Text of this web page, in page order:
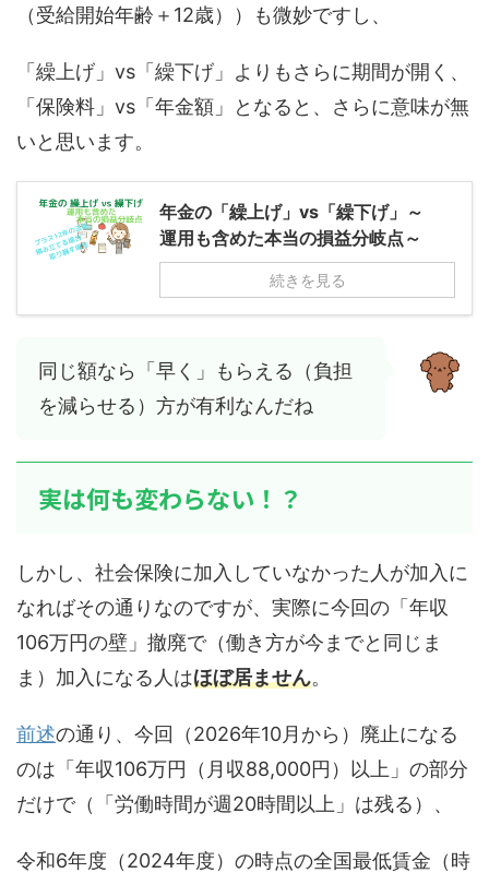
（受給開始年齢＋12歳））も微妙ですし、
「繰上げ」vs「繰下げ」よりもさらに期間が開く、
「保険料」vs「年金額」となると、さらに意味が無
いと思います。
年金の「繰上げ」vs「繰下げ」～
運用も含めた本当の損益分岐点～
続きを見る
同じ額なら「早く」もらえる（負担
を減らせる）方が有利なんだね
実は何も変わらない！？
しかし、社会保険に加入していなかった人が加入に
なればその通りなのですが、実際に今回の「年収
106万円の壁」撤廃で（働き方が今までと同じま
ま）加入になる人はほぼ居ません。
前述の通り、今回（2026年10月から）廃止になる
のは「年収106万円（月収88,000円）以上」の部分
だけで（「労働時間が週20時間以上」は残る）、
令和6年度（2024年度）の時点の全国最低賃金（時